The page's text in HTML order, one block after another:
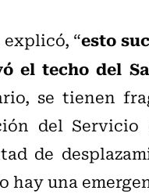
explicó, “esto
el techo del
se tienen
del Servicio
de
hay una